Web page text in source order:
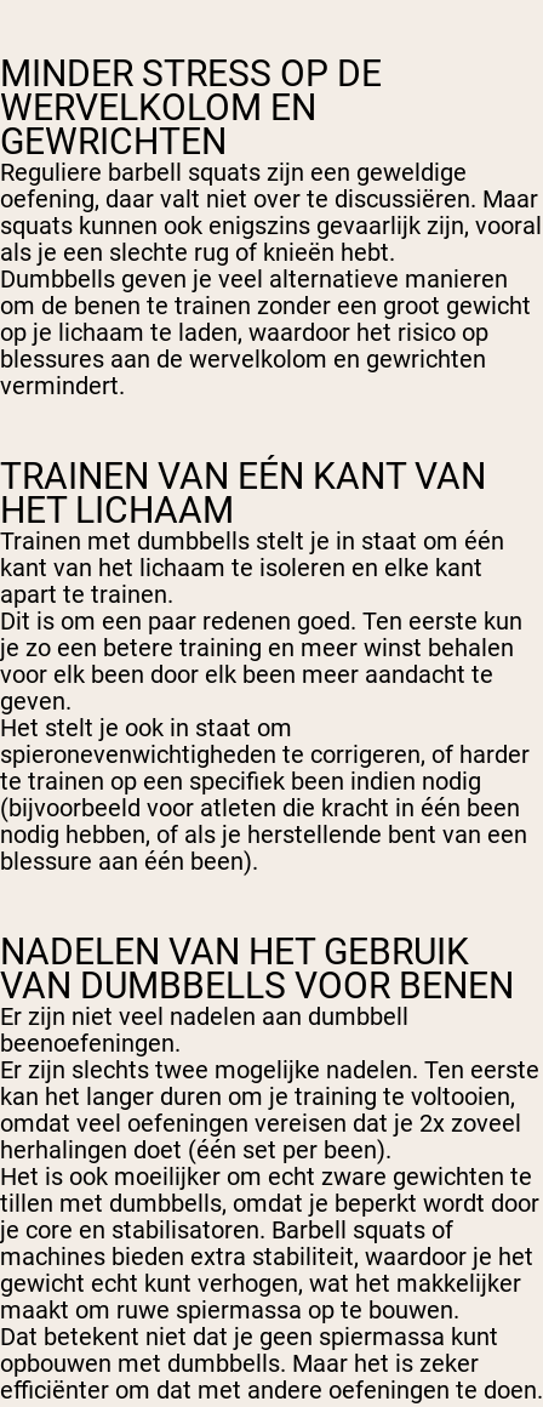
MINDER STRESS OP DE
WERVELKOLOM EN
GEWRICHTEN
Reguliere barbell squats zijn een geweldige
oefening, daar valt niet over te discussiëren. Maar
squats kunnen ook enigszins gevaarlijk zijn, vooral
als je een slechte rug of knieën hebt.
Dumbbells geven je veel alternatieve manieren
om de benen te trainen zonder een groot gewicht
op je lichaam te laden, waardoor het risico op
blessures aan de wervelkolom en gewrichten
vermindert.
TRAINEN VAN EÉN KANT VAN
HET LICHAAM
Trainen met dumbbells stelt je in staat om één
kant van het lichaam te isoleren en elke kant
apart te trainen.
Dit is om een paar redenen goed. Ten eerste kun
je zo een betere training en meer winst behalen
voor elk been door elk been meer aandacht te
geven.
Het stelt je ook in staat om
spieronevenwichtigheden te corrigeren, of harder
te trainen op een specifiek been indien nodig
(bijvoorbeeld voor atleten die kracht in één been
nodig hebben, of als je herstellende bent van een
blessure aan één been).
NADELEN VAN HET GEBRUIK
VAN DUMBBELLS VOOR BENEN
Er zijn niet veel nadelen aan dumbbell
beenoefeningen.
Er zijn slechts twee mogelijke nadelen. Ten eerste
kan het langer duren om je training te voltooien,
omdat veel oefeningen vereisen dat je 2x zoveel
herhalingen doet (één set per been).
Het is ook moeilijker om echt zware gewichten te
tillen met dumbbells, omdat je beperkt wordt door
je core en stabilisatoren. Barbell squats of
machines bieden extra stabiliteit, waardoor je het
gewicht echt kunt verhogen, wat het makkelijker
maakt om ruwe spiermassa op te bouwen.
Dat betekent niet dat je geen spiermassa kunt
opbouwen met dumbbells. Maar het is zeker
efficiënter om dat met andere oefeningen te doen.